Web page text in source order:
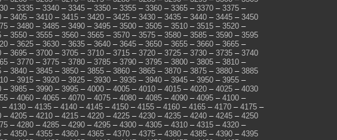
– 3335 – 3340 – 3345 – 3350 – 3355 – 3360 – 3365 – 3370 – 3375 –
– 3405 – 3410 – 3415 – 3420 – 3425 – 3430 – 3435 – 3440 – 3445 – 3450
– 3480 – 3485 – 3490 – 3495 – 3500 – 3505 – 3510 – 3515 – 3520 –
– 3550 – 3555 – 3560 – 3565 – 3570 – 3575 – 3580 – 3585 – 3590 – 3595
– 3625 – 3630 – 3635 – 3640 – 3645 – 3650 – 3655 – 3660 – 3665 –
– 3695 – 3700 – 3705 – 3710 – 3715 – 3720 – 3725 – 3730 – 3735 – 3740
– 3770 – 3775 – 3780 – 3785 – 3790 – 3795 – 3800 – 3805 – 3810 –
– 3840 – 3845 – 3850 – 3855 – 3860 – 3865 – 3870 – 3875 – 3880 – 3885
– 3915 – 3920 – 3925 – 3930 – 3935 – 3940 – 3945 – 3950 – 3955 –
– 3985 – 3990 – 3995 – 4000 – 4005 – 4010 – 4015 – 4020 – 4025 – 4030
– 4060 – 4065 – 4070 – 4075 – 4080 – 4085 – 4090 – 4095 – 4100 –
– 4130 – 4135 – 4140 – 4145 – 4150 – 4155 – 4160 – 4165 – 4170 – 4175 –
– 4205 – 4210 – 4215 – 4220 – 4225 – 4230 – 4235 – 4240 – 4245 – 4250
– 4280 – 4285 – 4290 – 4295 – 4300 – 4305 – 4310 – 4315 – 4320 –
– 4350 – 4355 – 4360 – 4365 – 4370 – 4375 – 4380 – 4385 – 4390 – 4395